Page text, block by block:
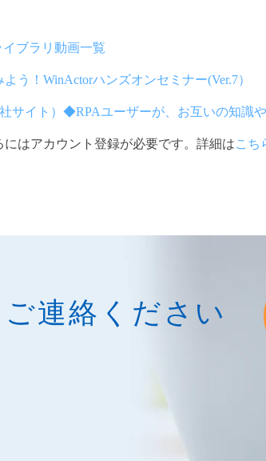
ブラリ動画一覧
う！WinActorハンズオンセミナー(Ver.7）
サイト）◆RPAユーザーが、お互いの知識
はアカウント登録が必要です。詳細はこち
ご連絡ください